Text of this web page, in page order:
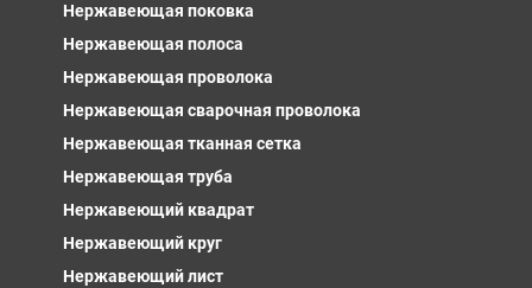
Нержавеющая поковка
Нержавеющая полоса
Нержавеющая проволока
Нержавеющая сварочная проволока
Нержавеющая тканная сетка
Нержавеющая труба
Нержавеющий квадрат
Нержавеющий круг
Нержавеющий лист